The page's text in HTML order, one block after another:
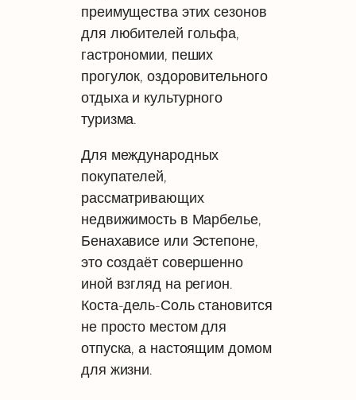
преимущества этих сезонов
для любителей гольфа,
гастрономии, пеших
прогулок, оздоровительного
отдыха и культурного
туризма.
Для международных
покупателей,
рассматривающих
недвижимость в Марбелье,
Бенахависе или Эстепоне,
это создаёт совершенно
иной взгляд на регион.
Коста-дель-Соль становится
не просто местом для
отпуска, а настоящим домом
для жизни.